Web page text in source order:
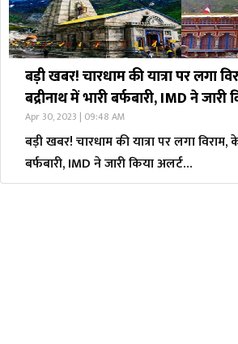
बड़ी खबर! चारधाम की यात्रा पर लगा
बद्रीनाथ में भारी बर्फबारी, IMD ने
Apr 30, 2023 | 09:48 AM
बड़ी खबर! चारधाम की यात्रा पर लगा विराम,
बर्फबारी, IMD ने जारी किया अलर्ट…